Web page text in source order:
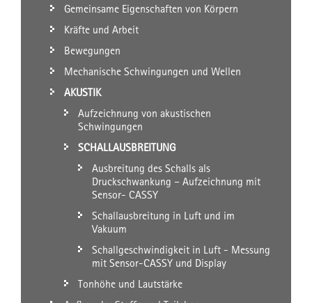
Gemeinsame Eigenschaften von Körpern
Kräfte und Arbeit
Bewegungen
Mechanische Schwingungen und Wellen
AKUSTIK
Aufzeichnung von akustischen
Schwingungen
SCHALLAUSBREITUNG
Ausbreitung des Schalls als
Druckschwankung – Aufzeichnung mit
Sensor- CASSY
Schallausbreitung in Luft und im
Vakuum
Schallgeschwindigkeit in Luft - Messung
mit Sensor-CASSY und Display
Tonhöhe und Lautstärke